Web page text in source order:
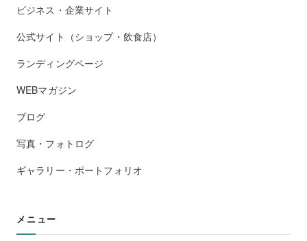
ビジネス・企業サイト
公式サイト（ショップ・飲食店）
ランディングページ
WEBマガジン
ブログ
写真・フォトログ
ギャラリー・ポートフォリオ
メニュー